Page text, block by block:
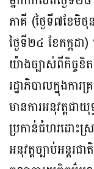
ភាគី (ថ្ងៃទី៧ខែមិ
ថ្ងៃទី២៤ ខែកក្កដ
យ៉ាងច្បាស់ពីកិច្ច
រដ្ឋាភិបាលក្នុងកា
មានការអនុវត្តជ
ប្រកាន់ជំហរដោះស្
អនុវត្តច្បាប់អន្តរ